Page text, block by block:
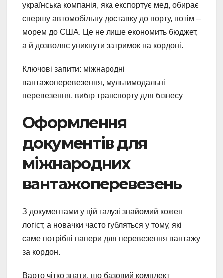
українська компанія, яка експортує мед, обирає
спершу автомобільну доставку до порту, потім –
морем до США. Це не лише економить бюджет,
а й дозволяє уникнути затримок на кордоні.
Ключові запити: міжнародні
вантажоперевезення, мультимодальні
перевезення, вибір транспорту для бізнесу
Оформлення
документів для
міжнародних
вантажоперевезень
З документами у цій галузі знайомий кожен
логіст, а новачки часто губляться у тому, які
саме потрібні папери для перевезення вантажу
за кордон.
Варто чітко знати, що базовий комплект